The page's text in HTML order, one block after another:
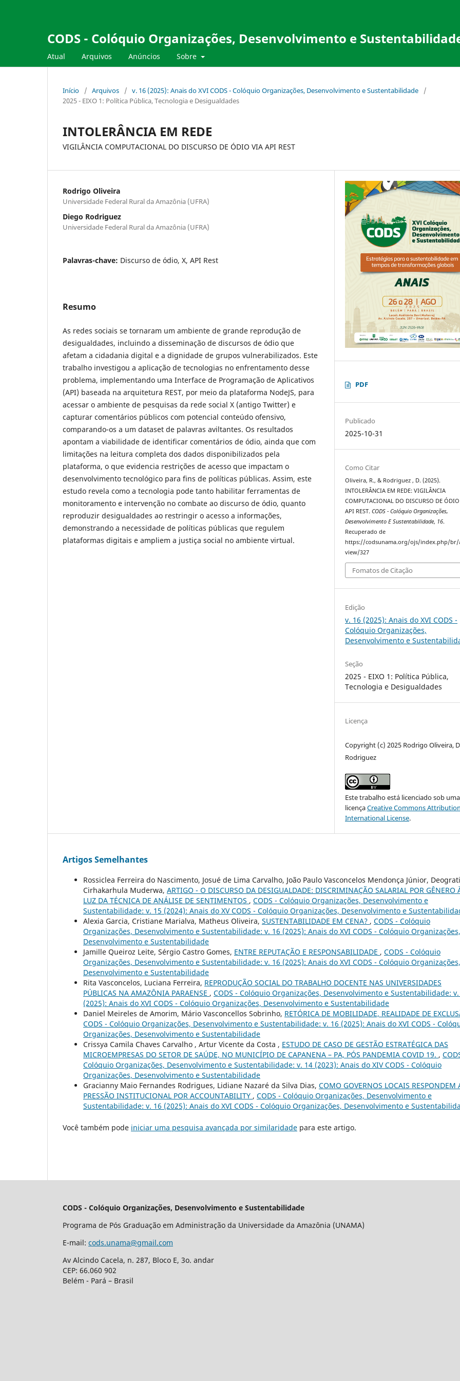
CODS - Colóquio Organizações, Desenvolvimento e
Atual Arquivos Anúncios Sobre
Início / Arquivos / v. 16 (2025): Anais do XVI CODS - Colóquio Organizações, Desenvolvimento e Sustentabilidade
/
2025 - EIXO 1: Política Pública, Tecnologia e Desigualdades
INTOLERÂNCIA EM REDE
VIGILÂNCIA COMPUTACIONAL DO DISCURSO DE ÓDIO VIA API REST
Rodrigo Oliveira
Universidade Federal Rural da Amazônia (UFRA)
Diego Rodriguez
Universidade Federal Rural da Amazônia (UFRA)
Palavras-chave: Discurso de ódio, X, API Rest
Resumo
As redes sociais se tornaram um ambiente de grande reprodução de
desigualdades, incluindo a disseminação de discursos de ódio que
afetam a cidadania digital e a dignidade de grupos vulnerabilizados. Este
trabalho investigou a aplicação de tecnologias no enfrentamento desse
problema, implementando uma Interface de Programação de Aplicativos
(API) baseada na arquitetura REST, por meio da plataforma NodeJS, para
acessar o ambiente de pesquisas da rede social X (antigo Twitter) e
capturar comentários públicos com potencial conteúdo ofensivo,
comparando-os a um dataset de palavras aviltantes. Os resultados
apontam a viabilidade de identificar comentários de ódio, ainda que com
limitações na leitura completa dos dados disponibilizados pela
plataforma, o que evidencia restrições de acesso que impactam o
desenvolvimento tecnológico para fins de políticas públicas. Assim, este
estudo revela como a tecnologia pode tanto habilitar ferramentas de
monitoramento e intervenção no combate ao discurso de ódio, quanto
reproduzir desigualdades ao restringir o acesso a informações,
demonstrando a necessidade de políticas públicas que regulem
plataformas digitais e ampliem a justiça social no ambiente virtual.
PDF
Publicado
2025-10-31
Como Citar
Oliveira, R., & Rodriguez , D. (2025).
INTOLERÂNCIA EM REDE: VIGILÂNCIA
COMPUTACIONAL DO DISCURSO DE
API REST.CODS - Colóquio Organizações,
Desenvolvimento E Sustentabilidade, 16.
Recuperado de
https://codsunama.org/ojs/index.php/br/
view/327
Fomatos de Citação
Edição
v. 16 (2025): Anais do XVI CODS -
Colóquio Organizações,
Desenvolvimento e
Seção
2025 - EIXO 1: Política Pública,
Tecnologia e Desigualdades
Licença
Copyright (c) 2025 Rodrigo Oliveira,
Rodriguez
Este trabalho está licenciado sob uma
licençaCreative Commons
International License.
Artigos Semelhantes
Rossiclea Ferreira do Nascimento, Josué de Lima Carvalho, João Paulo Vasconcelos Mendonça Júnior,
Cirhakarhula Muderwa, ARTIGO - O DISCURSO DA DESIGUALDADE: DISCRIMINAÇÃO SALARIAL POR GÊNERO
LUZ DA TÉCNICA DE ANÁLISE DE SENTIMENTOS , CODS - Colóquio Organizações, Desenvolvimento e
Sustentabilidade: v. 15 (2024): Anais do XV CODS - Colóquio Organizações, Desenvolvimento e
Alexia Garcia, Cristiane Marialva, Matheus Oliveira, SUSTENTABILIDADE EM CENA? , CODS - Colóquio
Organizações, Desenvolvimento e Sustentabilidade: v. 16 (2025): Anais do XVI CODS - Colóquio Organizações,
Desenvolvimento e Sustentabilidade
Jamille Queiroz Leite, Sérgio Castro Gomes, ENTRE REPUTAÇÃO E RESPONSABILIDADE , CODS - Colóquio
Organizações, Desenvolvimento e Sustentabilidade: v. 16 (2025): Anais do XVI CODS - Colóquio Organizações,
Desenvolvimento e Sustentabilidade
Rita Vasconcelos, Luciana Ferreira, REPRODUÇÃO SOCIAL DO TRABALHO DOCENTE NAS UNIVERSIDADES
PÚBLICAS NA AMAZÔNIA PARAENSE , CODS - Colóquio Organizações, Desenvolvimento e Sustentabilidade: v.
(2025): Anais do XVI CODS - Colóquio Organizações, Desenvolvimento e Sustentabilidade
Daniel Meireles de Amorim, Mário Vasconcellos Sobrinho, RETÓRICA DE MOBILIDADE, REALIDADE DE
CODS - Colóquio Organizações, Desenvolvimento e Sustentabilidade: v. 16 (2025): Anais do XVI CODS -
Organizações, Desenvolvimento e Sustentabilidade
Crissya Camila Chaves Carvalho , Artur Vicente da Costa , ESTUDO DE CASO DE GESTÃO ESTRATÉGICA DAS
MICROEMPRESAS DO SETOR DE SAÚDE, NO MUNICÍPIO DE CAPANENA – PA, PÓS PANDEMIA COVID 19. ,
Colóquio Organizações, Desenvolvimento e Sustentabilidade: v. 14 (2023): Anais do XIV CODS - Colóquio
Organizações, Desenvolvimento e Sustentabilidade
Gracianny Maio Fernandes Rodrigues, Lidiane Nazaré da Silva Dias, COMO GOVERNOS LOCAIS RESPONDEM
PRESSÃO INSTITUCIONAL POR ACCOUNTABILITY , CODS - Colóquio Organizações, Desenvolvimento e
Sustentabilidade: v. 16 (2025): Anais do XVI CODS - Colóquio Organizações, Desenvolvimento e
Você também pode iniciar uma pesquisa avançada por similaridade para este artigo.
CODS - Colóquio Organizações, Desenvolvimento e Sustentabilidade
Programa de Pós Graduação em Administração da Universidade da Amazônia (UNAMA)
E-mail: cods.unama@gmail.com
Av Alcindo Cacela, n. 287, Bloco E, 3o. andar
CEP: 66.060 902
Belém - Pará – Brasil